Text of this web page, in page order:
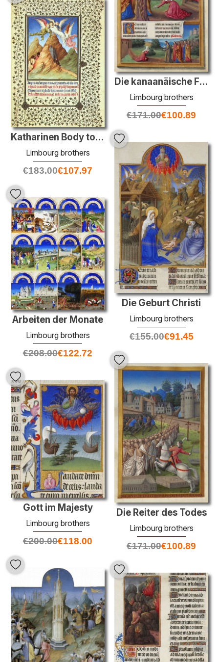
Die kanaanäische Frau
Limbourg brothers
€171.00€100.89
Katharinen Body to Mt. Carried Sinai
Limbourg brothers
€183.00€107.97
Die Geburt Christi
Limbourg brothers
€155.00€91.45
Arbeiten der Monate
Limbourg brothers
€208.00€122.72
Die Reiter des Todes
Limbourg brothers
€171.00€100.89
Gott im Majesty
Limbourg brothers
€200.00€118.00